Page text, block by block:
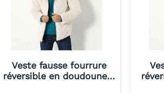
Veste fausse fourrure
réversible en doudoune -